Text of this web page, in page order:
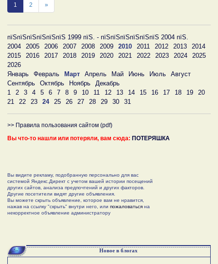
1 2 »
пїЅпїЅпїЅпїЅпїЅпїЅ 1999 пїЅ. - пїЅпїЅпїЅпїЅпїЅпїЅ 2004 пїЅ.
2004
2005 2006 2007 2008 2009 2010 2011 2012 2013
2014
2015
2016 2017 2018 2019 2020 2021 2022 2023 2024
2025
2026
Январь
Февраль Март Апрель Май Июнь Июль
Август
Сентябрь
Октябрь Ноябрь
Декабрь
1
2 3 4 5 6 7 8 9 10 11 12 13 14 15 16 17 18 19
20
21
22 23 24 25 26 27 28 29 30 31
>> Правила пользования сайтом (pdf)
Вы что-то нашли или потеряли, вам сюда: ПОТЕРЯШКА
Вы видите рекламу, подобранную персонально для вас
системой Яндекс.Директ с учетом вашей истории посещений
других сайтов, анализа предпочтений и других факторов.
Другие посетители видят другие объявления.
Вы можете скрыть объявление, которое вам не нравится,
нажав на ссылку "скрыть" внутри него, или пожаловаться на
некорректное объявление администратору
Новое в блогах